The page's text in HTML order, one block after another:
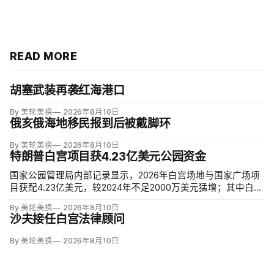
READ MORE
胡塞武装再袭红海港口
By 美轮美换 2026年8月10日
俄亥俄海地移民报到后被戴脚环
By 美轮美换 2026年8月10日
特朗普白宫项目获4.23亿美元公园资金
国家公园管理局内部记录显示，2026年白宫场地与国家广场项
目获配4.23亿美元，较2024年不足2000万美元猛增；其中白宫
谷等数十座公园资金下降，白宫与国家广场的额度甚至超过九
处知名公园总和。
By 美轮美换 2026年8月10日
沙夫接任白宫法律顾问
By 美轮美换 2026年8月10日